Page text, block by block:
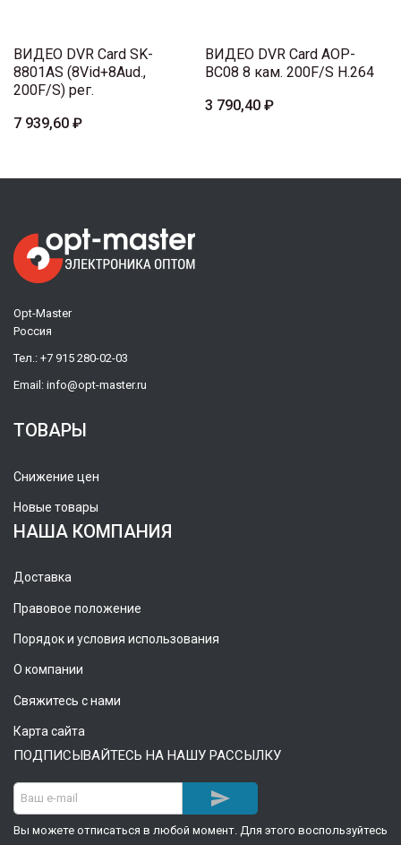
ВИДЕО DVR Card SK-
8801AS (8Vid+8Aud.,
200F/S) рег.
7 939,60 ₽
ВИДЕО DVR Card AOP-
BC08 8 кам. 200F/S H.264
3 790,40 ₽
Opt-Master
Россия
Тел.: +7 915 280-02-03
Email: info@opt-master.ru
ТОВАРЫ
Снижение цен
Новые товары
НАША КОМПАНИЯ
Доставка
Правовое положение
Порядок и условия использования
О компании
Свяжитесь с нами
Карта сайта
ПОДПИСЫВАЙТЕСЬ НА НАШУ РАССЫЛКУ

Вы можете отписаться в любой момент. Для этого воспользуйтесь